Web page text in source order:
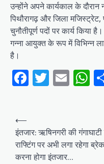
उन्होंने अपने कार्यकाल के
पिथौरागढ़ और जिला मजिस्ट्रेट,
चुनौतीपूर्ण पदों पर कार्य
गन्ना आयुक्त के रूप में विभिन्न
है।
Facebook
Twitter
Post
navigation
⟵
इंतजार: ऋषिनगरी की
राफ्टिंग पर अभी लगा रहेगा
करना होगा इंतजार…